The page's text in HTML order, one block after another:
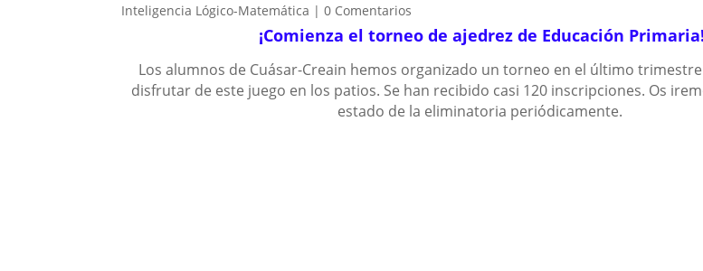
Inteligencia Lógico-Matemática |0 Comentarios
¡Comienza el torneo de ajedrez de Educación Primaria!
Los alumnos de Cuásar-Creain hemos organizado un torneo en el último
disfrutar de este juego en los patios. Se han recibido casi 120 inscripciones. Os
estado de la eliminatoria periódicamente.